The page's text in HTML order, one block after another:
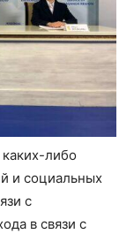
либо
и социальных
с
в связи с